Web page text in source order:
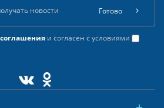
и согласен с условиями
Готово